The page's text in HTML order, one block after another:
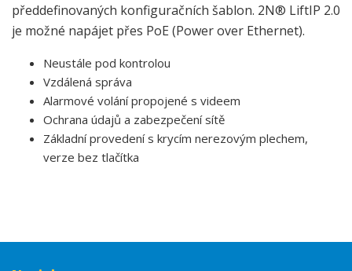
předdefinovaných konfiguračních šablon. 2N® LiftIP 2.0
je možné napájet přes PoE (Power over Ethernet).
Neustále pod kontrolou
Vzdálená správa
Alarmové volání propojené s videem
Ochrana údajů a zabezpečení sítě
Základní provedení s krycím nerezovým plechem,
verze bez tlačítka